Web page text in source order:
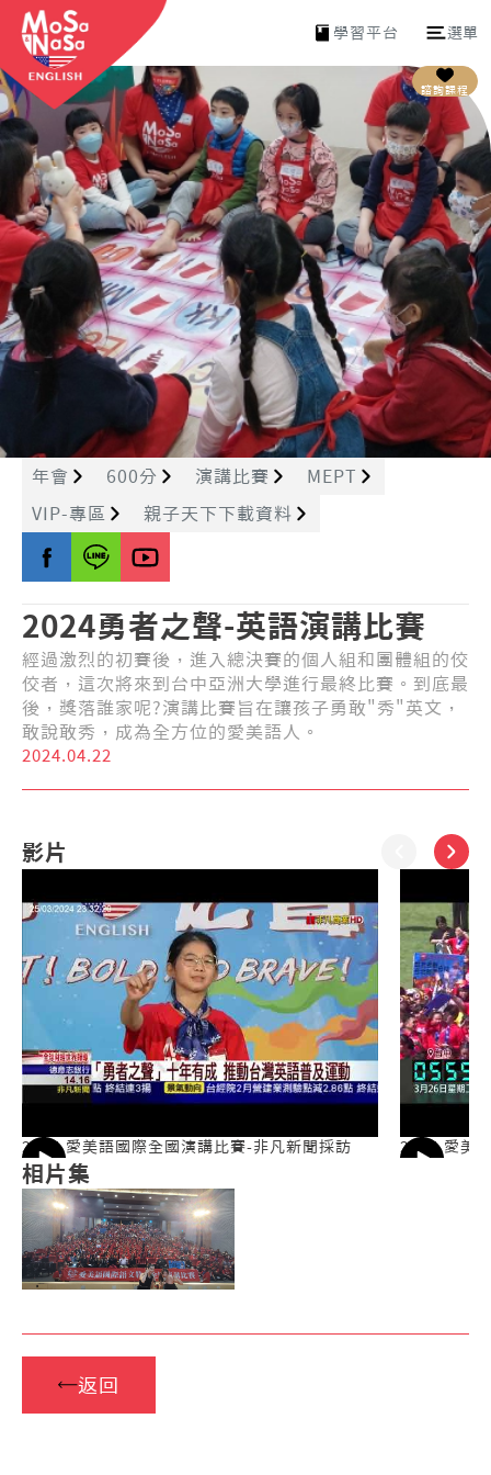
學習平台 選單
諮詢課程
ACTIVITY
首頁
活動影音
2024愛美語國際全國演講比賽-TVBS新聞採訪
年會 600分 演講比賽 MEPT
VIP-專區 親子天下下載資料
2024勇者之聲-英語演講比賽
經過激烈的初賽後，進入總決賽的個人組和團體組的佼
佼者，這次將來到台中亞洲大學進行最終比賽。到底最
後，獎落誰家呢?演講比賽旨在讓孩子勇敢"秀"英文，
敢說敢秀，成為全方位的愛美語人。
2024.04.22
影片
2024 愛美語國際全國演講比賽-非凡新聞採訪 2024 愛美
相片集
返回